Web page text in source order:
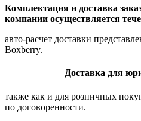
Комплектация и доставка
компании осуществляется
авто-расчет доставки
Boxberry.
Доставка для
также как и для розничных
по договоренности.